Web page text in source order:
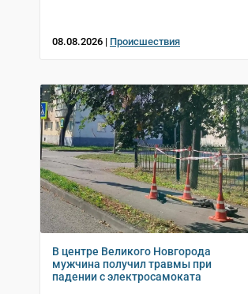
08.08.2026 | Происшествия
В центре Великого Новгорода
мужчина получил травмы при
падении с электросамоката